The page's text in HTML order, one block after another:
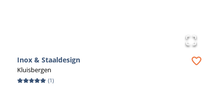
Inox & Staaldesign
Kluisbergen
(1)